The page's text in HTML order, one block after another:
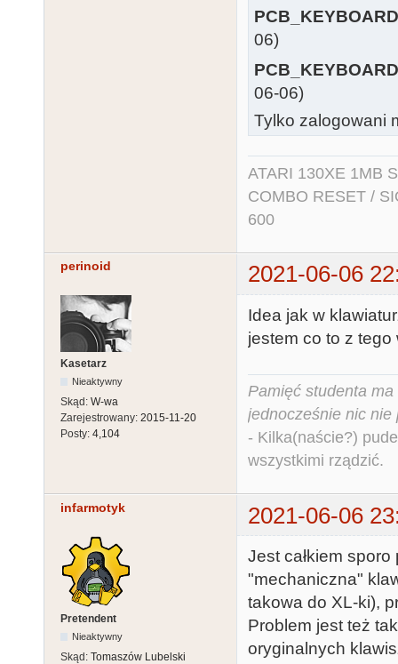
06)
06-06)
Tylko zalogowani
ATARI 130XE 1MB
COMBO RESET /
600
perinoid 2021-06-06
Kasetarz
Nieaktywny
Skąd: W-wa
Zarejestrowany: 2015-11-20
Posty: 4,104
Idea jak w
jestem co to z tego
Pamięć studenta
jednocześnie nic nie
- Kilka(naście?)
wszystkimi rządzić.
infarmotyk 2021-06-06
Pretendent
Nieaktywny
Skąd: Tomaszów Lubelski
Jest całkiem
"mechaniczna"
takowa do XL-ki),
Problem jest też
oryginalnych